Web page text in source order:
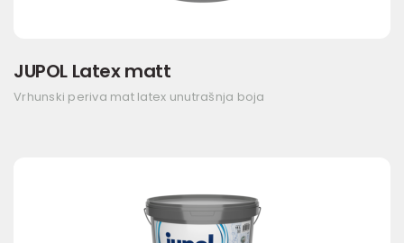
JUPOL Latex matt
Vrhunski periva mat latex unutrašnja boja